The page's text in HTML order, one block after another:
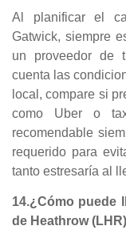
Al planificar el
Gatwick, siempre
un proveedor de
cuenta las
local, compare si
como Uber o
recomendable
requerido para
tanto estresaría al
14.¿Cómo puede
de Heathrow